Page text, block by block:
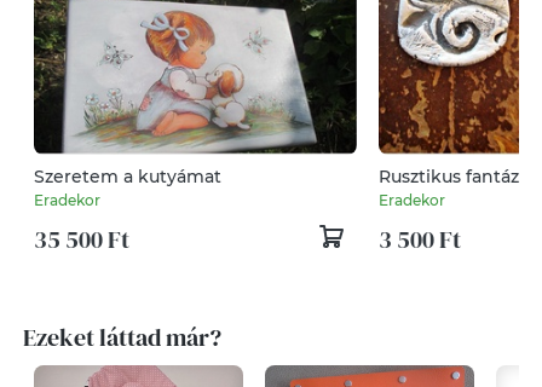
Szeretem a kutyámat
Eradekor
35 500 Ft
Rusztikus fantázia
Eradekor
3 500 Ft
Ezeket láttad már?